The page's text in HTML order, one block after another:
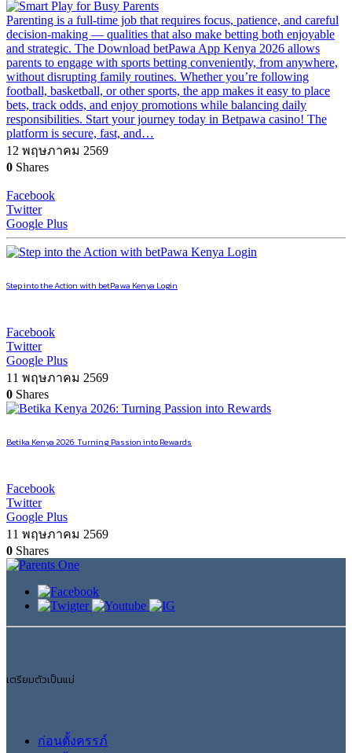
Parenting is a full-time job that requires focus, patience, and careful
decision-making — qualities that also make betting both enjoyable
and strategic. The Download betPawa App Kenya 2026 allows
parents to engage with sports betting conveniently, from anywhere,
without disrupting family routines. Whether you’re following
football, basketball, or other sports, the app makes it easy to place
bets, track odds, and enjoy promotions while balancing daily
responsibilities. Start your journey today in Betpawa casino! The
platform is secure, fast, and…
12 พฤษภาคม 2569
0 Shares
Facebook
Twitter
Google Plus
Step into the Action with betPawa Kenya Login
Facebook
Twitter
Google Plus
11 พฤษภาคม 2569
0 Shares
Betika Kenya 2026: Turning Passion into Rewards
Facebook
Twitter
Google Plus
11 พฤษภาคม 2569
0 Shares
เตรียมตัวเป็นแม่
ก่อนตั้งครรภ์